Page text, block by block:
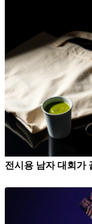
전시용 남자 대회가